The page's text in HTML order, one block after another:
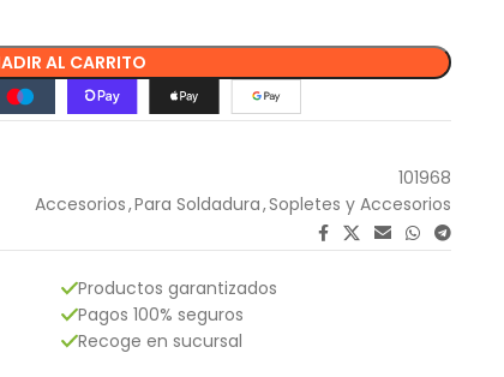
AL CARRITO
101968
Accesorios,Para Soldadura,Sopletes y Accesorios
Productos garantizados
Pagos 100% seguros
Recoge en sucursal